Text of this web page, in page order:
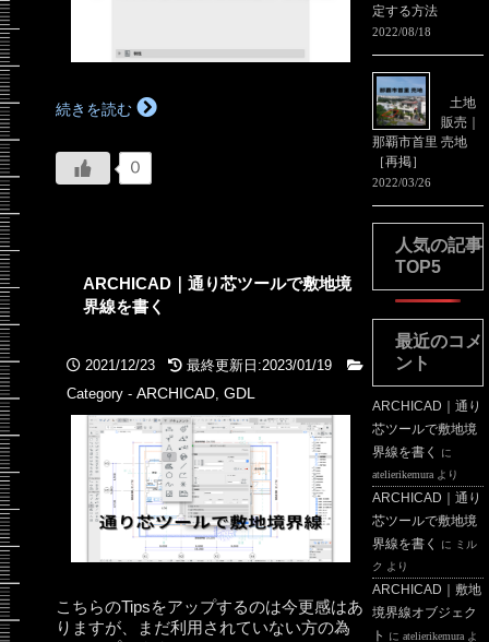
続きを読む
0
ARCHICAD｜通り芯ツールで敷地境
界線を書く
2021/12/23
最終更新日:2023/01/19
Category - ARCHICAD, GDL
こちらのTipsをアップするのは今更感はあ
りますが、まだ利用されていない方の為
定する方法
2022/08/18
土地
販売｜
那覇市首里 売地
［再掲］
2022/03/26
人気の記事
TOP5
最近のコメ
ント
ARCHICAD｜通り
芯ツールで敷地境
界線を書く
に
atelierikemuraより
ARCHICAD｜通り
芯ツールで敷地境
界線を書く
に ミル
ク
より
ARCHICAD｜敷地
境界線オブジェク
ト
に atelierikemuraよ